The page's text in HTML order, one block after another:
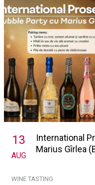
13
AUG
International
Marius Gîrlea
WINE TASTING